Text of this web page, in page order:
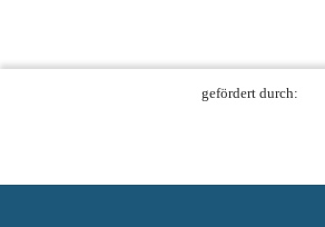
gefördert durch: